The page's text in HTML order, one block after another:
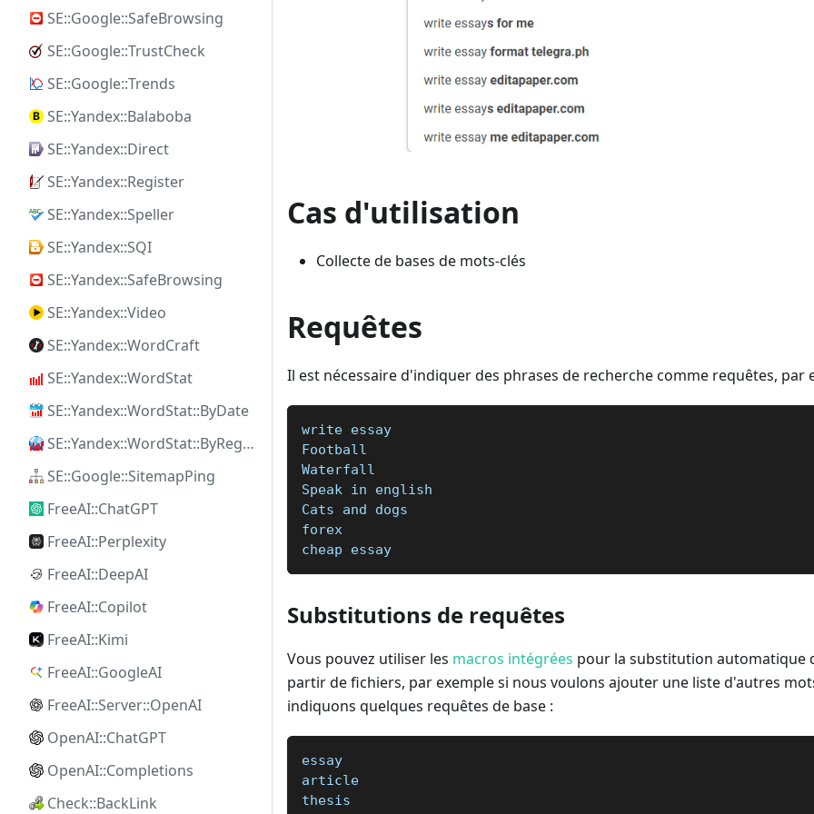
SE::Google::SafeBrowsing
SE::Google::TrustCheck
SE::Google::Trends
SE::Yandex::Balaboba
SE::Yandex::Direct
SE::Yandex::Register
SE::Yandex::Speller
SE::Yandex::SQI
SE::Yandex::SafeBrowsing
SE::Yandex::Video
SE::Yandex::WordCraft
SE::Yandex::WordStat
SE::Yandex::WordStat::ByDate
SE::Yandex::WordStat::ByRegion
SE::Google::SitemapPing
FreeAI::ChatGPT
FreeAI::Perplexity
FreeAI::DeepAI
FreeAI::Copilot
FreeAI::Kimi
FreeAI::GoogleAI
FreeAI::Server::OpenAI
OpenAI::ChatGPT
OpenAI::Completions
Check::BackLink
Cas d'utilisation
Collecte de bases de mots-clés
Requêtes
Il est nécessaire d'indiquer des phrases de recherche comme requêtes, par
write essay
Football
Waterfall
Speak in english
Cats and dogs
forex
cheap essay
Substitutions de requêtes
Vous pouvez utiliser les macros intégrées pour la substitution automatique
partir de fichiers, par exemple si nous voulons ajouter une liste d'autres
indiquons quelques requêtes de base :
essay
article
thesis